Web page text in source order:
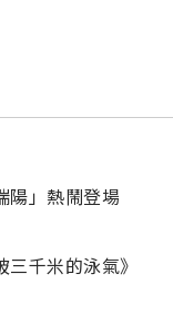
陽」熱鬧登場
千米的泳氣》